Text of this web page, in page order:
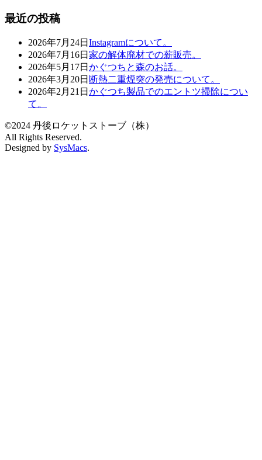
最近の投稿
2026年7月24日 Instagramについて。
2026年7月16日 家の解体廃材での薪販売。
2026年5月17日 かぐつちと森のお話。
2026年3月20日 断熱二重煙突の発売について。
2026年2月21日 かぐつち製品でのエントツ掃除につい
て。
©2024 丹後ロケットストーブ（株）
All Rights Reserved.
Designed by SysMacs.